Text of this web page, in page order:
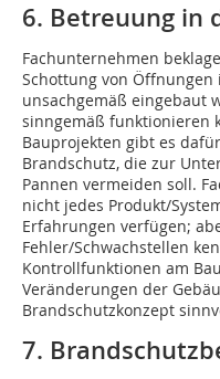
6. Betreuung in
Fachunternehmen
Schottung von
unsachgemäß eingebaut
sinngemäß funktionieren
Bauprojekten gibt es
Brandschutz, die zur
Pannen vermeiden soll.
nicht jedes Produkt/
Erfahrungen verfügen;
Fehler/Schwachstellen
Kontrollfunktionen am
Veränderungen der
Brandschutzkonzept
7.